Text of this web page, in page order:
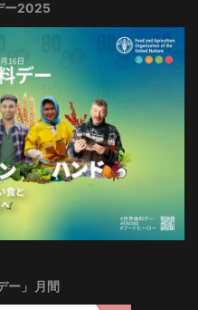
ー2025
ー」月間